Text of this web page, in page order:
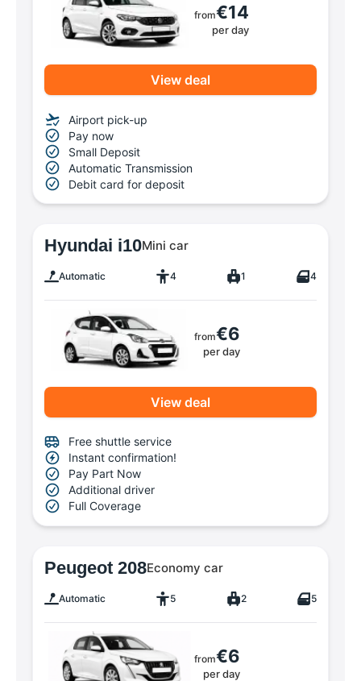
from€14
per day
View deal
Airport pick-up
Pay now
Small Deposit
Automatic Transmission
Debit card for deposit
Hyundai i10Mini car
Automatic 4 1 4
from€6
per day
View deal
Free shuttle service
Instant confirmation!
Pay Part Now
Additional driver
Full Coverage
Peugeot 208Economy car
Automatic 5 2 5
from€6
per day